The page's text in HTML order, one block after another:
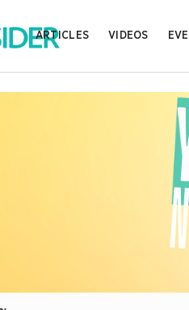
ARTICLES VIDEOS